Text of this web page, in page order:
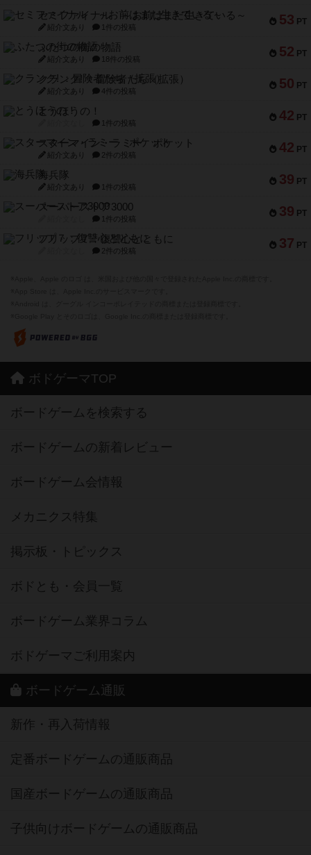
53 PT
セミファイナル ～お前はまだ生きている～
紹介文あり 1件の投稿
52 PT
ふたつの街の物語
紹介文あり 18件の投稿
50 PT
クランク! ：冒険者たち（拡張）
紹介文あり 4件の投稿
42 PT
とうほうの！
1件の投稿
42 PT
スターマイン・ラミー ポケット
紹介文あり 2件の投稿
39 PT
海兵隊
紹介文あり 1件の投稿
39 PT
スーパーストア3000
1件の投稿
37 PT
フリップ７：復讐心とともに
2件の投稿
ボドゲーマTOP
ボードゲームを検索する
ボードゲームの新着レビュー
ボードゲーム会情報
メカニクス特集
掲示板・トピックス
ボドとも・会員一覧
ボードゲーム業界コラム
ボドゲーマご利用案内
ボードゲーム通販
新作・再入荷情報
定番ボードゲームの通販商品
国産ボードゲームの通販商品
子供向けボードゲームの通販商品